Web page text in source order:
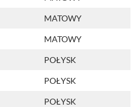
MATOWY
MATOWY
POŁYSK
POŁYSK
POŁYSK